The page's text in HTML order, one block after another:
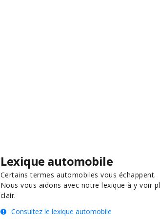
Lexique automobile
Certains termes automobiles vous échappent.
Nous vous aidons avec notre lexique à y voir
clair.
Consultez le lexique automobile